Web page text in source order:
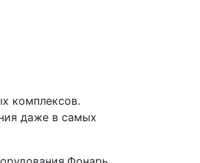
комплексов.
даже в самых